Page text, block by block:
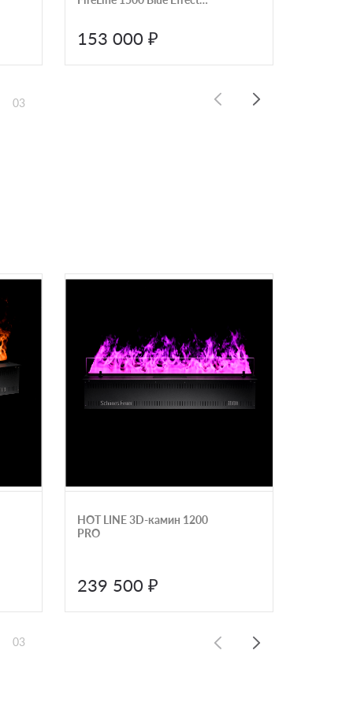
153 000 ₽
03
HOT LINE 3D-камин 1200
PRO
239 500 ₽
03